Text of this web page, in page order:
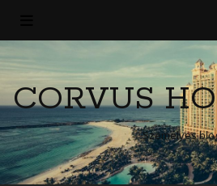
CORVUS
Személyes